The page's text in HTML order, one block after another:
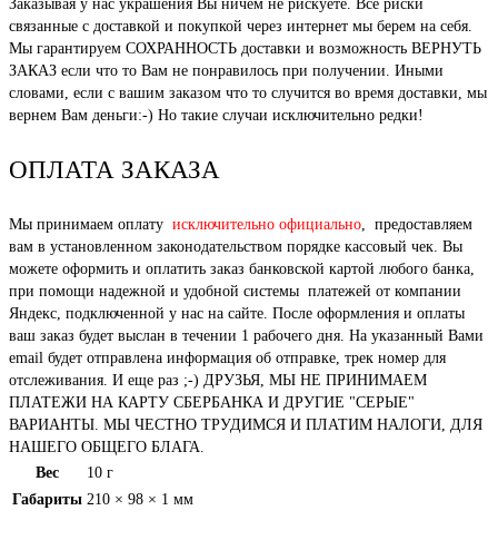
Заказывая у нас украшения Вы ничем не рискуете. Все риски
связанные с доставкой и покупкой через интернет мы берем на себя.
Мы гарантируем СОХРАННОСТЬ доставки и возможность ВЕРНУТЬ
ЗАКАЗ если что то Вам не понравилось при получении. Иными
словами, если с вашим заказом что то случится во время доставки, мы
вернем Вам деньги:-) Но такие случаи исключительно редки!
ОПЛАТА ЗАКАЗА
Мы принимаем оплату исключительно официально, предоставляем
вам в установленном законодательством порядке кассовый чек. Вы
можете оформить и оплатить заказ банковской картой любого банка,
при помощи надежной и удобной системы платежей от компании
Яндекс, подключенной у нас на сайте. После оформления и оплаты
ваш заказ будет выслан в течении 1 рабочего дня. На указанный Вами
email будет отправлена информация об отправке, трек номер для
отслеживания. И еще раз ;-) ДРУЗЬЯ, МЫ НЕ ПРИНИМАЕМ
ПЛАТЕЖИ НА КАРТУ СБЕРБАНКА И ДРУГИЕ "СЕРЫЕ"
ВАРИАНТЫ. МЫ ЧЕСТНО ТРУДИМСЯ И ПЛАТИМ НАЛОГИ, ДЛЯ
НАШЕГО ОБЩЕГО БЛАГА.
Вес
10 г
Габариты 210 × 98 × 1 мм